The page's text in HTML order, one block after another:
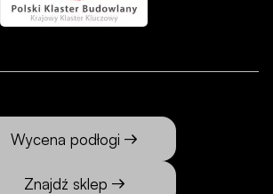
Wycena podłogi
Znajdź sklep